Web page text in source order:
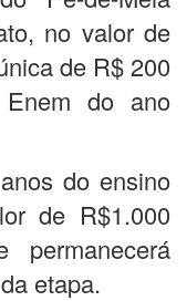
no valor de
de R$ 200
do ano
do ensino
de R$1.000
etapa.